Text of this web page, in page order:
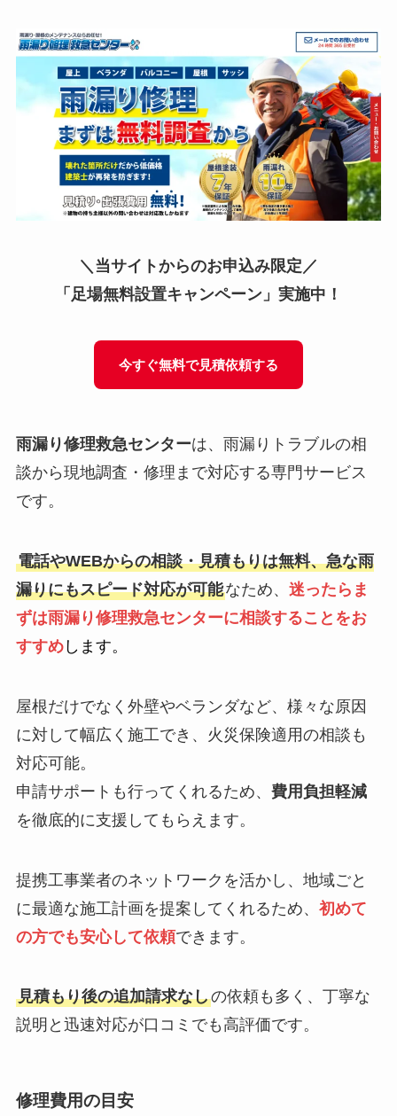
＼当サイトからのお申込み限定／
「足場無料設置キャンペーン」実施中！
今すぐ無料で見積依頼する
雨漏り修理救急センターは、雨漏りトラブルの相
談から現地調査・修理まで対応する専門サービス
です。
電話やWEBからの相談・見積もりは無料、急な雨
漏りにもスピード対応が可能なため、 迷ったらま
ずは雨漏り修理救急センターに相談することをお
すすめします。
屋根だけでなく外壁やベランダなど、様々な原因
に対して幅広く施工でき、火災保険適用の相談も
対応可能。
申請サポートも行ってくれるため、 費用負担軽減
を徹底的に支援してもらえます。
提携工事業者のネットワークを活かし、地域ごと
に最適な施工計画を提案してくれるため、 初めて
の方でも安心して依頼できます。
見積もり後の追加請求なしの依頼も多く、丁寧な
説明と迅速対応が口コミでも高評価です。
修理費用の目安